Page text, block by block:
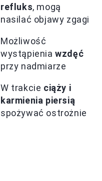
refluks, mogą
nasilać objawy zgagi
Możliwość
wystąpieniawzdęć
przy nadmiarze
W trakcie ciąży i
karmienia piersią
spożywać ostrożnie